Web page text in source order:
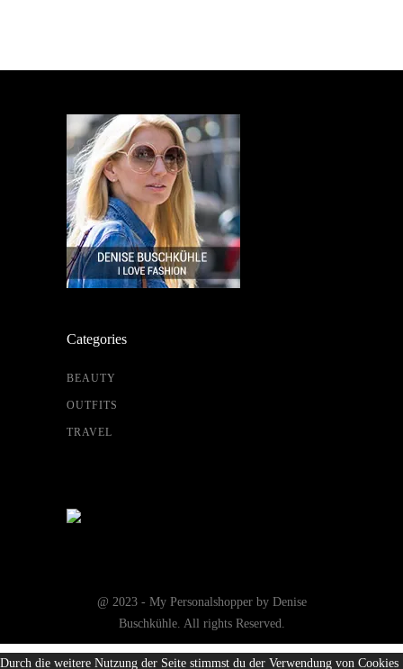
Categories
BEAUTY
OUTFITS
TRAVEL
@ 2023 - My Personalshopper by Denise
Buschkühle. All rights Reserved.
Durch die weitere Nutzung der Seite stimmst du der Verwendung von Cookies